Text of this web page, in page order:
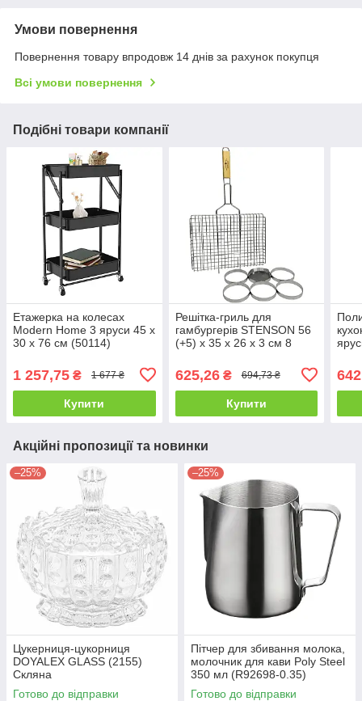
Умови повернення
Повернення товару впродовж 14 днів за рахунок покупця
Всі умови повернення
Подібні товари компанії
Етажерка на колесах
Modern Home 3 яруси 45 х
30 х 76 см (50114)
1 257,75 ₴ 1 677 ₴
Купити
Решітка-гриль для
гамбургерів STENSON 56
(+5) х 35 х 26 х 3 см 8
625,26₴ 694,73 ₴
Купити
Акційні пропозиції та новинки
–25%
Цукерниця-цукорниця
DOYALEX GLASS (2155)
Скляна
Готово до відправки
–25%
Пітчер для збивання молока,
молочник для кави Poly Steel
350 мл (R92698-0.35)
Готово до відправки